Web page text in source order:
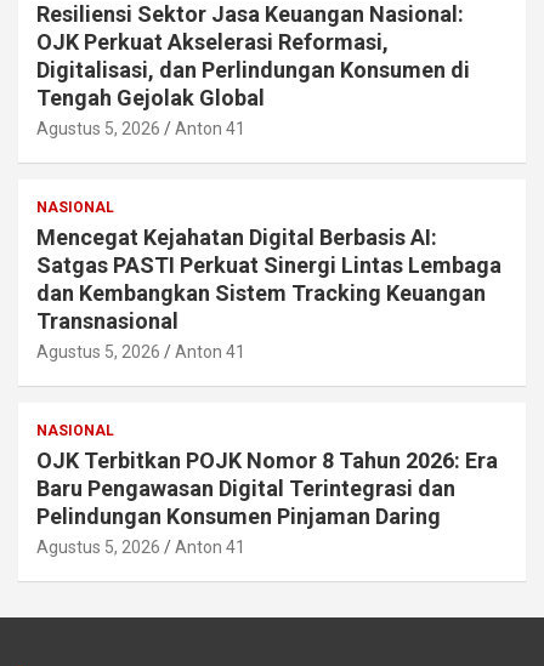
Resiliensi Sektor Jasa Keuangan Nasional:
OJK Perkuat Akselerasi Reformasi,
Digitalisasi, dan Perlindungan Konsumen di
Tengah Gejolak Global
Agustus 5, 2026 Anton 41
NASIONAL
Mencegat Kejahatan Digital Berbasis AI:
Satgas PASTI Perkuat Sinergi Lintas Lembaga
dan Kembangkan Sistem Tracking Keuangan
Transnasional
Agustus 5, 2026 Anton 41
NASIONAL
OJK Terbitkan POJK Nomor 8 Tahun 2026: Era
Baru Pengawasan Digital Terintegrasi dan
Pelindungan Konsumen Pinjaman Daring
Agustus 5, 2026 Anton 41